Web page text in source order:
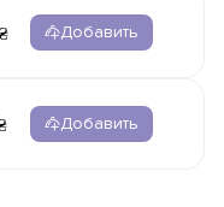
Добавить
Добавить